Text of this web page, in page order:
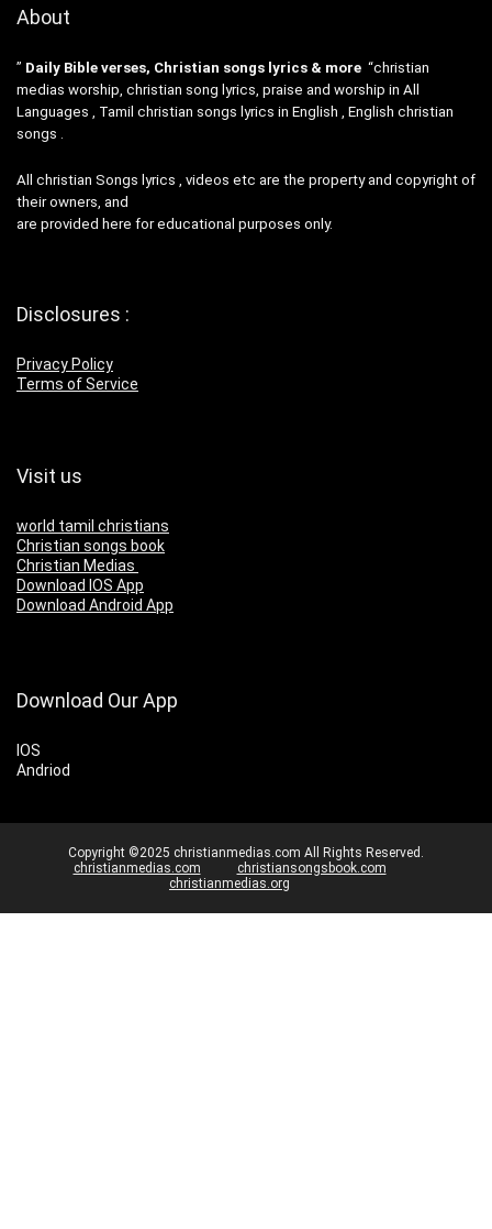
About
” Daily Bible verses, Christian songs lyrics & more “christian
medias worship, christian song lyrics, praise and worship in All
Languages , Tamil christian songs lyrics in English , English christian
songs .
All christian Songs lyrics , videos etc are the property and copyright of
their owners, and
are provided here for educational purposes only.
Disclosures :
Privacy Policy
Terms of Service
Visit us
world tamil christians
Christian songs book
Christian Medias
Download IOS App
Download Android App
Download Our App
IOS
Andriod
Copyright ©2025 christianmedias.com All Rights Reserved.
christianmedias.com
christiansongsbook.com
christianmedias.org